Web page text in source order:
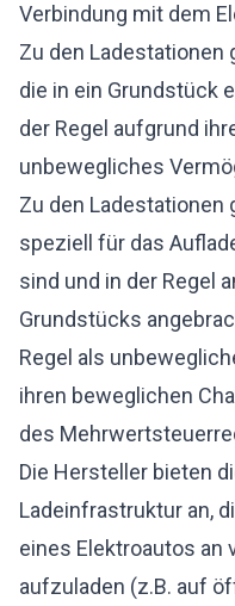
Verbindung mit dem
Zu den Ladestationen
die in ein Grundstück
der Regel aufgrund
unbewegliches
Zu den Ladestationen
speziell für das
sind und in der Regel
Grundstücks
Regel als
ihren beweglichen
des
Die Hersteller bieten
Ladeinfrastruktur an,
eines Elektroautos an
aufzuladen (z.B. auf